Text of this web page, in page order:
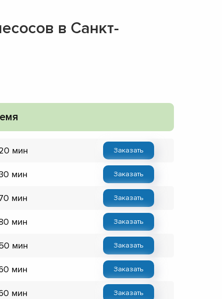
в Санкт-
мин Заказать
мин Заказать
мин Заказать
мин Заказать
мин Заказать
мин Заказать
мин Заказать